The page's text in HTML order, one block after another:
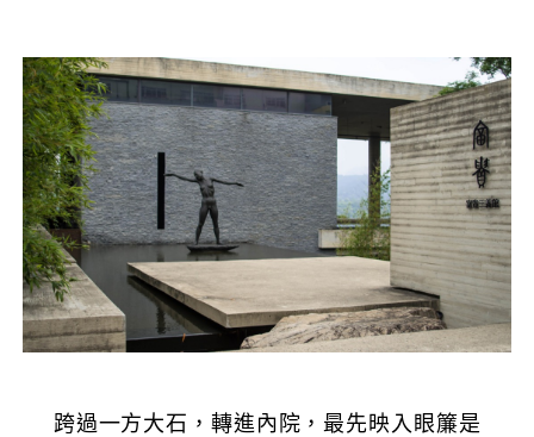
跨過一方大石，轉進內院，最先映入眼簾是